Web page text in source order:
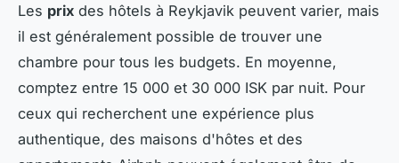
Les prix des hôtels à Reykjavik peuvent varier, mais
il est généralement possible de trouver une
chambre pour tous les budgets. En moyenne,
comptez entre 15 000 et 30 000 ISK par nuit. Pour
ceux qui recherchent une expérience plus
authentique, des maisons d'hôtes et des